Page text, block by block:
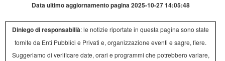
Data ultimo aggiornamento pagina 2025-10-27 14:05:48
Diniego di responsabilià: le notizie riportate in questa pagina sono state
fornite da Enti Pubblici e Privati e, organizzazione eventi e sagre, fiere.
Suggeriamo di verificare date, orari e programmi che potrebbero variare,